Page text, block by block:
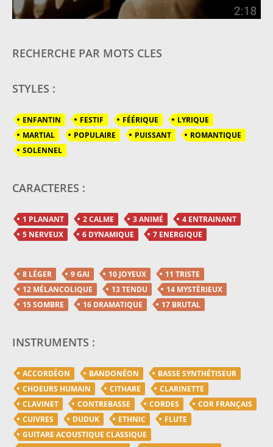
RECHERCHE PAR MOTS CLES
STYLES :
ENFANTIN FESTIF FÉÉRIQUE
LYRIQUE
MARTIAL
POPULAIRE PUISSANT
ROMANTIQUE
SOLENNEL
CARACTERES :
1 PLANANT 2 CALME 3 ANIMÉ
4 ENTRAINANT
5 NERVEUX
6 DYNAMIQUE 7 ENERGIQUE
8 LÉGER 9 GAI 10 JOYEUX
11 TRISTE
12 MÉLANCOLIQUE
13 TENDU
14 MYSTÈRIEUX
15 SOMBRE
16 DRAMATIQUE 17 BRUTAL
INSTRUMENTS :
ACCORDÉON BANDONÉON
BASSE SYNTHÉTISEUR
CHOEURS HUMAIN
CITHARE
CLARINETTE
CLAVINET
CONTREBASSE CORDES
COR FRANÇAIS
CUIVRES
DUDUK ETHNIC
FLUTE
GUITARE ACOUSTIQUE CLASSIQUE